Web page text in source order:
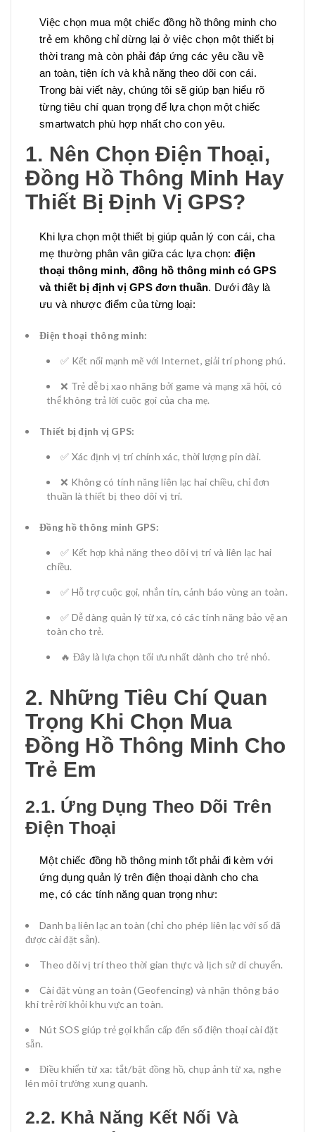
Việc chọn mua một chiếc đồng hồ thông minh cho
trẻ em không chỉ dừng lại ở việc chọn một thiết bị
thời trang mà còn phải đáp ứng các yêu cầu về
an toàn, tiện ích và khả năng theo dõi con cái.
Trong bài viết này, chúng tôi sẽ giúp bạn hiểu rõ
từng tiêu chí quan trọng để lựa chọn một chiếc
smartwatch phù hợp nhất cho con yêu.
1. Nên Chọn Điện Thoại,
Đồng Hồ Thông Minh Hay
Thiết Bị Định Vị GPS?
Khi lựa chọn một thiết bị giúp quản lý con cái, cha
mẹ thường phân vân giữa các lựa chọn: điện
thoại thông minh, đồng hồ thông minh có GPS
và thiết bị định vị GPS đơn thuần. Dưới đây là
ưu và nhược điểm của từng loại:
Điện thoại thông minh:
✅ Kết nối mạnh mẽ với Internet, giải trí phong phú.
❌ Trẻ dễ bị xao nhãng bởi game và mạng xã hội, có
thể không trả lời cuộc gọi của cha mẹ.
Thiết bị định vị GPS:
✅ Xác định vị trí chính xác, thời lượng pin dài.
❌ Không có tính năng liên lạc hai chiều, chỉ đơn
thuần là thiết bị theo dõi vị trí.
Đồng hồ thông minh GPS:
✅ Kết hợp khả năng theo dõi vị trí và liên lạc hai
chiều.
✅ Hỗ trợ cuộc gọi, nhắn tin, cảnh báo vùng an toàn.
✅ Dễ dàng quản lý từ xa, có các tính năng bảo vệ an
toàn cho trẻ.
🔥 Đây là lựa chọn tối ưu nhất dành cho trẻ nhỏ.
2. Những Tiêu Chí Quan
Trọng Khi Chọn Mua
Đồng Hồ Thông Minh Cho
Trẻ Em
2.1. Ứng Dụng Theo Dõi Trên
Điện Thoại
Một chiếc đồng hồ thông minh tốt phải đi kèm với
ứng dụng quản lý trên điện thoại dành cho cha
mẹ, có các tính năng quan trọng như:
Danh bạ liên lạc an toàn (chỉ cho phép liên lạc với số đã
được cài đặt sẵn).
Theo dõi vị trí theo thời gian thực và lịch sử di chuyển.
Cài đặt vùng an toàn (Geofencing) và nhận thông báo
khi trẻ rời khỏi khu vực an toàn.
Nút SOS giúp trẻ gọi khẩn cấp đến số điện thoại cài đặt
sẵn.
Điều khiển từ xa: tắt/bật đồng hồ, chụp ảnh từ xa, nghe
lén môi trường xung quanh.
2.2. Khả Năng Kết Nối Và